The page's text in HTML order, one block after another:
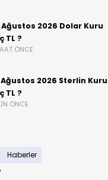
Ağustos 2026 Dolar Kuru
TL ?
ÖNCE
Ağustos 2026 Sterlin Kuru
TL ?
ÖNCE
Haberler